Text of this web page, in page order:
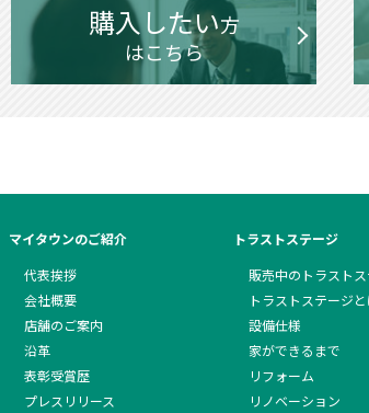
購入したい方
はこちら
マイタウンのご紹介
代表挨拶
会社概要
店舗のご案内
沿革
表彰受賞歴
プレスリリース
トラストステージ
販売中のトラスト
トラストステージ
設備仕様
家ができるまで
リフォーム
リノベーション